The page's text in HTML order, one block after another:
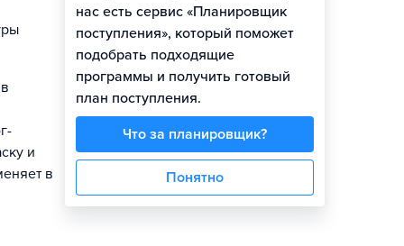
и
в
нас есть сервис «Планировщик
поступления», который поможет
подобрать подходящие
программы и получить готовый
план поступления.
Что за планировщик?
Понятно